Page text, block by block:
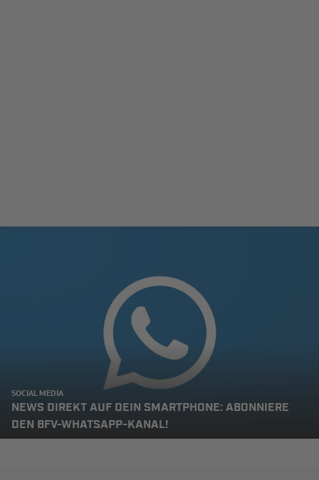
SOCIAL MEDIA
NEWS DIREKT AUF DEIN SMARTPHONE: ABONNIERE
DEN BFV-WHATSAPP-KANAL!